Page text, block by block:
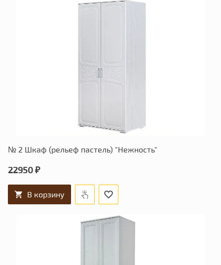
№ 2 Шкаф (рельеф пастель) "Нежность"
22950 ₽
В корзину